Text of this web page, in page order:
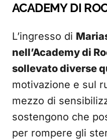
ACADEMY DI
L’ingresso di
nell’Academy di
sollevato diverse
motivazione e sul
mezzo di
sostengono che
per rompere gli